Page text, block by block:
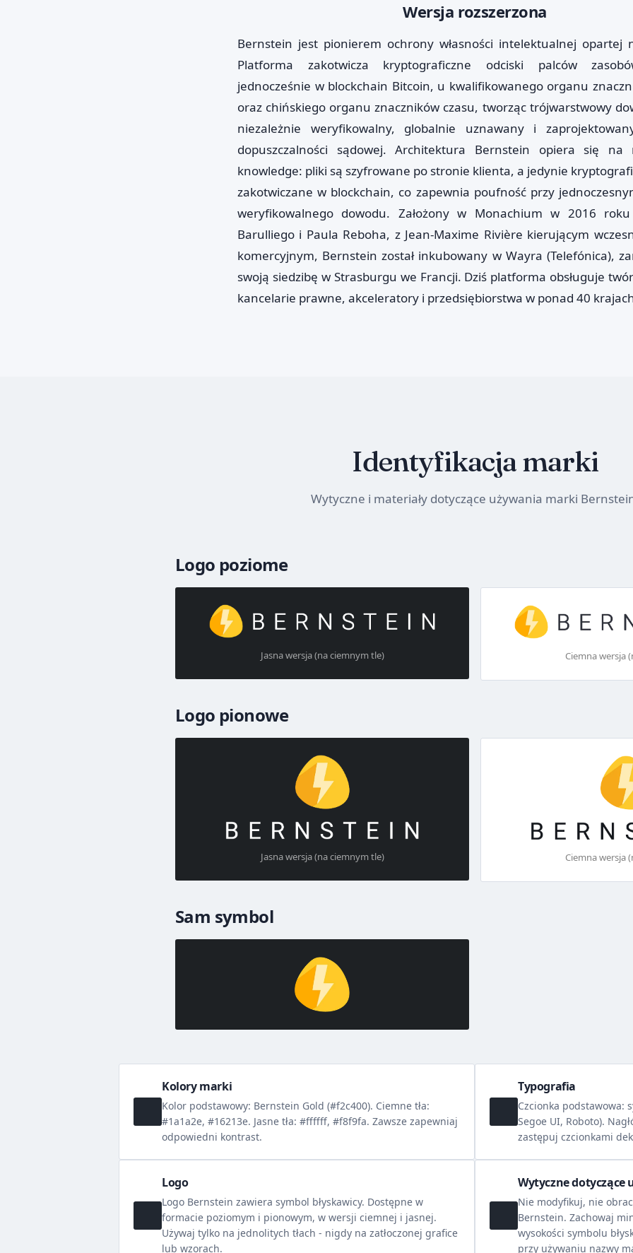
Wersja rozszerzona
Bernstein jest pionierem ochrony własności intelektualnej opartej
Platforma zakotwicza kryptograficzne odciski palców
jednocześnie w blockchain Bitcoin, u kwalifikowanego organu
oraz chińskiego organu znaczników czasu, tworząc trójwarstwowy
niezależnie weryfikowalny, globalnie uznawany i
dopuszczalności sądowej. Architektura Bernstein opiera się na
knowledge: pliki są szyfrowane po stronie klienta, a jedynie
zakotwiczane w blockchain, co zapewnia poufność przy
weryfikowalnego dowodu. Założony w Monachium w 2016
Barulliego i Paula Reboha, z Jean-Maxime Rivière kierującym
komercyjnym, Bernstein został inkubowany w Wayra (Telefónica),
swoją siedzibę w Strasburgu we Francji. Dziś platforma obsługuje
kancelarie prawne, akceleratory i przedsiębiorstwa w ponad 40
Identyfikacja marki
Wytyczne i materiały dotyczące używania marki
Logo poziome
Jasna wersja (na ciemnym tle) Ciemna wersja
Logo pionowe
Jasna wersja (na ciemnym tle) Ciemna wersja
Sam symbol
Kolory marki
Kolor podstawowy: Bernstein Gold (#f2c400). Ciemne tła:
#1a1a2e, #16213e. Jasne tła: #ffffff, #f8f9fa. Zawsze zapewniaj
odpowiedni kontrast.
Typografia
Czcionka podstawowa:
Segoe UI, Roboto).
zastępuj czcionkami
Logo
Logo Bernstein zawiera symbol błyskawicy. Dostępne w
formacie poziomym i pionowym, w wersji ciemnej i jasnej.
Używaj tylko na jednolitych tłach - nigdy na zatłoczonej grafice
lub wzorach.
Wytyczne dotyczące
Nie modyfikuj, nie
Bernstein. Zachowaj
wysokości symbolu
przy używaniu nazwy